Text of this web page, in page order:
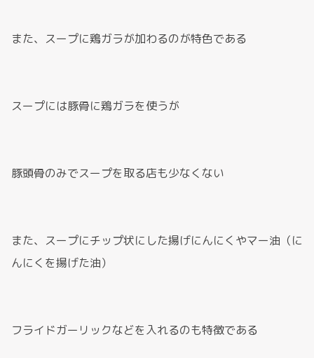
また、スープに鶏ガラが加わるのが特色である
スープには豚骨に鶏ガラを使うが
豚頭骨のみでスープを取る店も少なくない
また、スープにチップ状にした揚げにんにくやマー油（に
んにくを揚げた油）
フライドガーリックなどを入れるのも特徴である